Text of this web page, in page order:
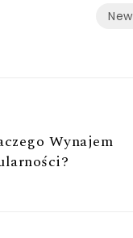
Wynajem